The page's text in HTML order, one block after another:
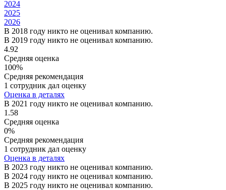
2024
2025
2026
В 2018 году никто не оценивал компанию.
В 2019 году никто не оценивал компанию.
4.92
Средняя оценка
100%
Средняя рекомендация
1 сотрудник дал оценку
Оценка в деталях
В 2021 году никто не оценивал компанию.
1.58
Средняя оценка
0%
Средняя рекомендация
1 сотрудник дал оценку
Оценка в деталях
В 2023 году никто не оценивал компанию.
В 2024 году никто не оценивал компанию.
В 2025 году никто не оценивал компанию.